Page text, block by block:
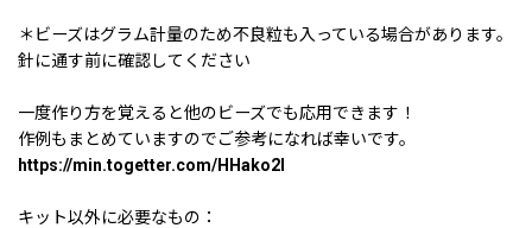
＊ビーズはグラム計量のため不良粒も入っている場合があります。
針に通す前に確認してください
一度作り方を覚えると他のビーズでも応用できます！
作例もまとめていますのでご参考になれば幸いです。
https://min.togetter.com/HHako2l
キット以外に必要なもの：